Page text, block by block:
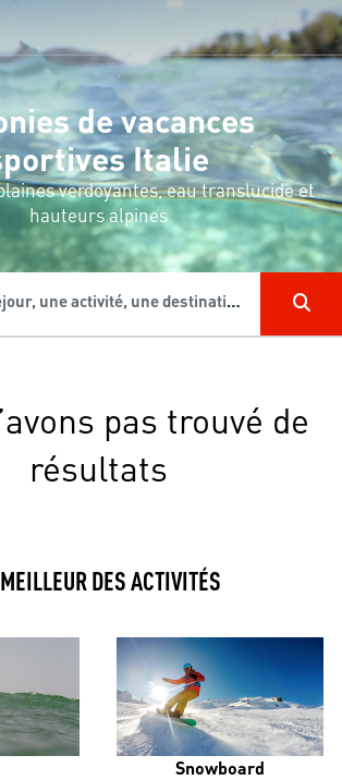
de vacances
Italie
verdoyantes, eau translucide et
hauteurs alpines
Rechercher un séjour, une activité, une destination...
pas trouvé de
résultats
DES ACTIVITÉS
Snowboard